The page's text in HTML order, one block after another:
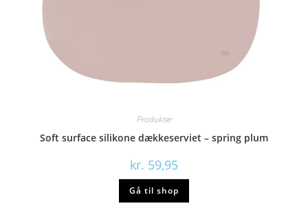
Produkter
Soft surface silikone dækkeserviet – spring plum
kr. 59,95
Gå til shop